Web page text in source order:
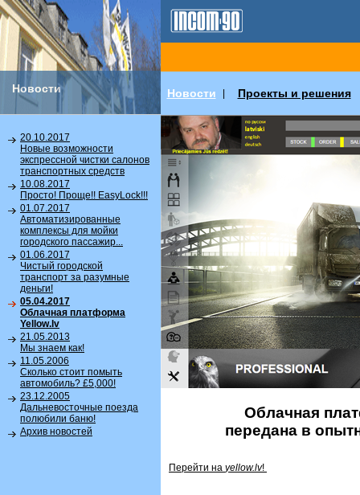
Новости Новости Проекты и решения
20.10.2017
Новые возможности
экспрессной чистки салонов
транспортных средств
10.08.2017
Просто! Проще!! EasyLock!!!
01.07.2017
Автоматизированные
комплексы для мойки
городского пассажир...
01.06.2017
Чистый городской
транспорт за разумные
деньги!
05.04.2017
Облачная платформа
Yellow.lv
21.05.2013
Мы знаем как!
11.05.2006
Сколько стоит помыть
автомобиль? £5,000!
23.12.2005
Дальневосточные поезда
полюбили баню!
Архив новостей
Облачная
передана в
Перейти на yellow.lv!